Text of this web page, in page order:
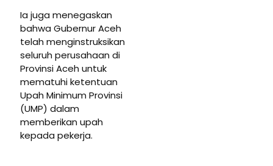
Ia juga menegaskan
bahwa Gubernur Aceh
telah menginstruksikan
seluruh perusahaan di
Provinsi Aceh untuk
mematuhi ketentuan
Upah Minimum Provinsi
(UMP) dalam
memberikan upah
kepada pekerja.